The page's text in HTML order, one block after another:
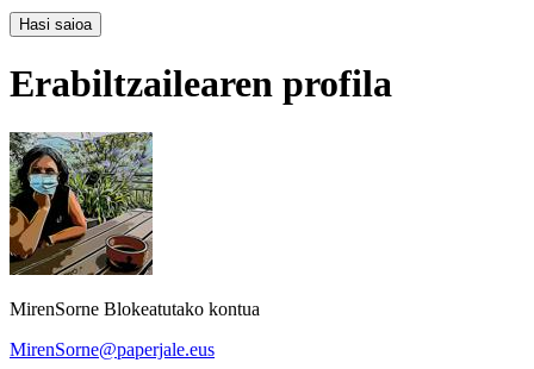
Hasi saioa
Erabiltzailearen profila
MirenSorne Blokeatutako kontua
MirenSorne@paperjale.eus